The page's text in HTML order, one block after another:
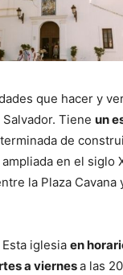
que hacer y
Tiene un
de
en el siglo
la Plaza Cavana
iglesia en
a viernesa las